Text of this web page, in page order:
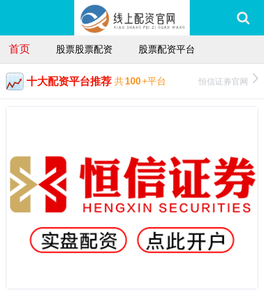
首页 股票股票配资 股票配资平台
十大配资平台推荐 共100+平台 恒信证券官网